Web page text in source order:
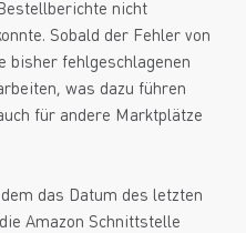
nicht
Sobald der Fehler von
bisher fehlgeschlagenen
was dazu führen
für andere Marktplätze
das Datum des letzten
Amazon Schnittstelle